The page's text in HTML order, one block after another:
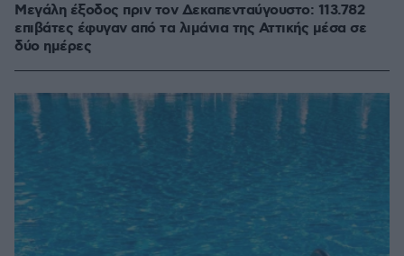
Μεγάλη έξοδος πριν τον Δεκαπενταύγουστο: 113.782
επιβάτες έφυγαν από τα λιμάνια της Αττικής μέσα σε
δύο ημέρες